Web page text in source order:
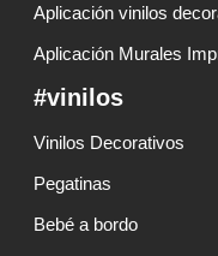
Aplicación vinilos
Aplicación Murales
#vinilos
Vinilos Decorativos
Pegatinas
Bebé a bordo